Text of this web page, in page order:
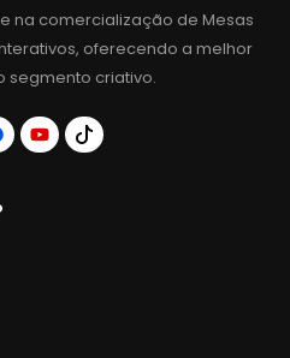
na comercialização de Mesas
oferecendo a melhor
segmento criativo.